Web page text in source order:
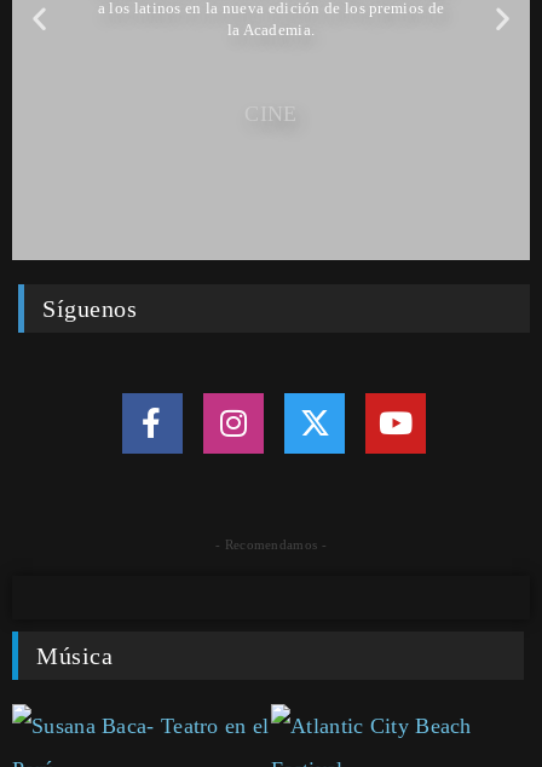
a los latinos en la nueva edición de los premios de
la Academia.
CINE
Síguenos
- Recomendamos -
Música